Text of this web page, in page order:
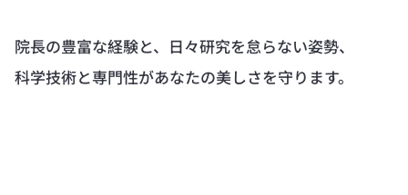
院長の豊富な経験と、日々研究を怠らない姿勢、
科学技術と専門性があなたの美しさを守ります。